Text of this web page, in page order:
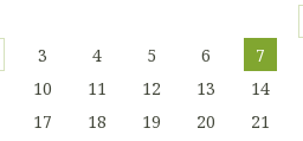
3 4 5 6 7
10 11 12 13 14
17 18 19 20 21